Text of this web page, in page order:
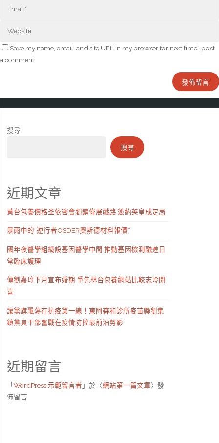
Save my name, email, and site URL in my browser for next time I post
a comment.
搜尋
搜尋
近期文章
黃台包養價格圣依密會劉鎮偉展戲路 簽約英皇成定局
暴雨中的“逆行者OSDER奧斯德材料報價”
國年夜醫學組織設基因醫學中間 推動基因檢測融進日
常臨床護理
傳劉嘉玲下月宣布婚期 爭先林台包養網站比較志玲開
喜
讓黨旗飄蕩在抗疫第一線！東阿森和診所疫苗縣劉集
鎮黨員干部奮戰在疫情防控最前沿剪影
近期留言
「WordPress 示範留言者 」於〈網站第一篇文章〉發
佈留言